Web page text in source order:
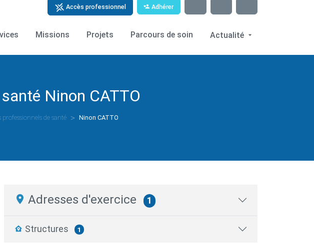
Accès professionnel Adhérer
Missions Projets Parcours de soin Actualité
Ninon CATTO
professionnels de santé Ninon CATTO
Adresses d'exercice 1
Structures 1